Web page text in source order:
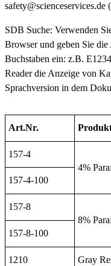
SDB Suche: Verwenden
Browser und geben Sie
Buchstaben ein: z.B.
Reader die Anzeige von
Sprachversion in dem
Art.Nr.
157-4
4%
157-4-100
157-8
8%
157-8-100
1210 Gray